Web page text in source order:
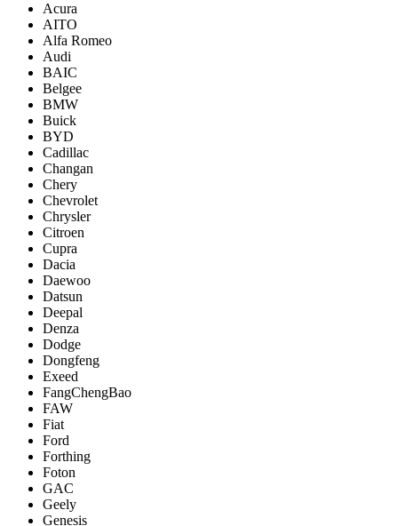
Acura
AITO
Alfa Romeo
Audi
BAIC
Belgee
BMW
Buick
BYD
Cadillac
Changan
Chery
Chevrolet
Chrysler
Citroen
Cupra
Dacia
Daewoo
Datsun
Deepal
Denza
Dodge
Dongfeng
Exeed
FangChengBao
FAW
Fiat
Ford
Forthing
Foton
GAC
Geely
Genesis